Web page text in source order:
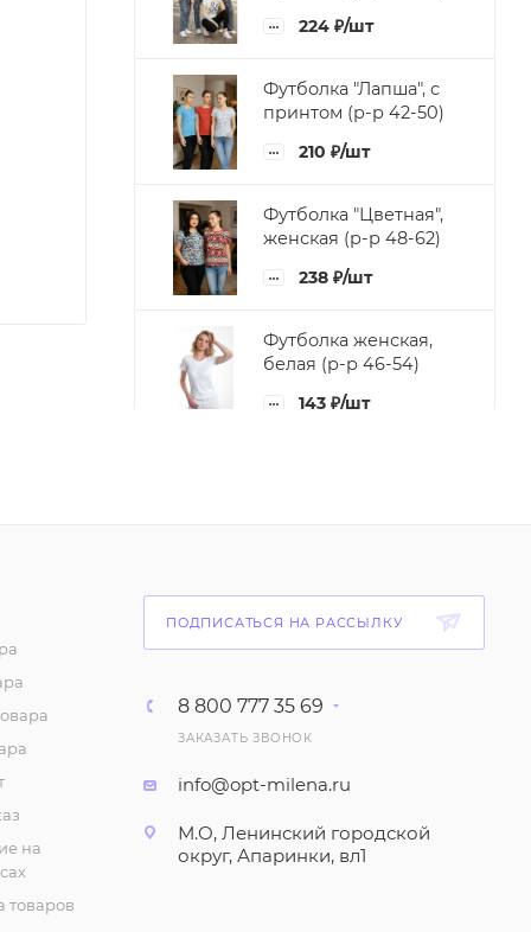
224 ₽/шт
Футболка "Лапша", с
принтом (р-р 42-50)
210 ₽/шт
Футболка "Цветная",
женская (р-р 48-62)
238 ₽/шт
Футболка женская,
белая (р-р 46-54)
143 ₽/шт
Футболка женская,
синяя (р-р 46-54)
143₽/шт
Футболка женская,
сиреневая (р-р 46-54)
143₽/шт
Футболка женская,
желтая (р-р 46-54)
на
товаров
ПОДПИСАТЬСЯ НА РАССЫЛКУ
8 800 777 35 69
ЗАКАЗАТЬ ЗВОНОК
info@opt-milena.ru
М.О, Ленинский городской
округ, Апаринки, вл1